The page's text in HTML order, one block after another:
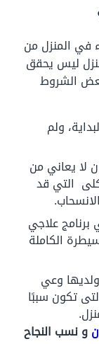
في المنزل من
ليس يحقق
الشروط
ولم
لا يعاني من
التي قد
علاجي
الكاملة
وعي
تكون سببًا
و نسب النجاح